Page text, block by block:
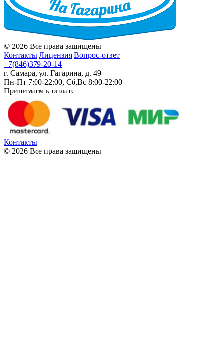
© 2026 Все права защищены
Контакты Лицензия Вопрос-ответ
+7(846)379-20-14
г. Самара, ул. Гагарина, д. 49
Пн-Пт 7:00-22:00, Сб,Вс 8:00-22:00
Принимаем к оплате
Контакты
© 2026 Все права защищены